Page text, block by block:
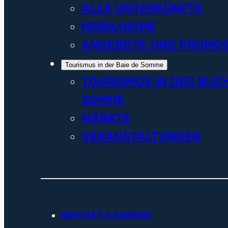
ALLE UNTERKÜNFTE
MOBILHEIME
ANGEBOTE UND
Tourismus in der Baie de Somme
TOURISMUS IN DER
SOMME
MÄRKTE
VERANSTALTUNGEN
KONTAKT & ANREISE